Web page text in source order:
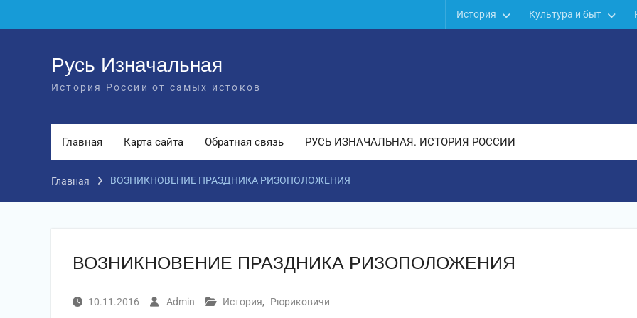
История Культура и быт
Русь Изначальная
История России от самых истоков
Главная Карта сайта Обратная связь РУСЬ ИЗНАЧАЛЬНАЯ. ИСТОРИЯ РОССИИ
Главная ВОЗНИКНОВЕНИЕ ПРАЗДНИКА РИЗОПОЛОЖЕНИЯ
ВОЗНИКНОВЕНИЕ ПРАЗДНИКА РИЗОПОЛОЖЕНИЯ
10.11.2016 Admin История, Рюриковичи